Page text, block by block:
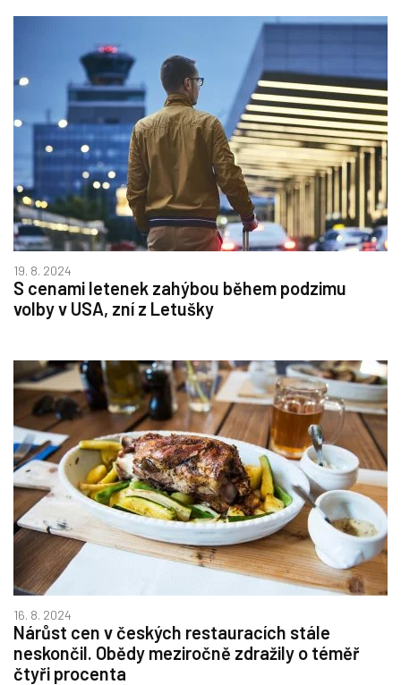
19. 8. 2024
S cenami letenek zahýbou během podzimu
volby v USA, zní z Letušky
16. 8. 2024
Nárůst cen v českých restauracích stále
neskončil. Obědy meziročně zdražily o téměř
čtyři procenta